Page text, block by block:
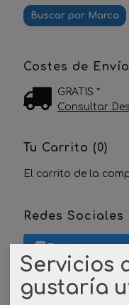
Costes de Envío
GRATIS *
Consultar
Tu Carrito (0)
El carrito de la
Redes Sociales
Linkedin
Servicios
gustaría